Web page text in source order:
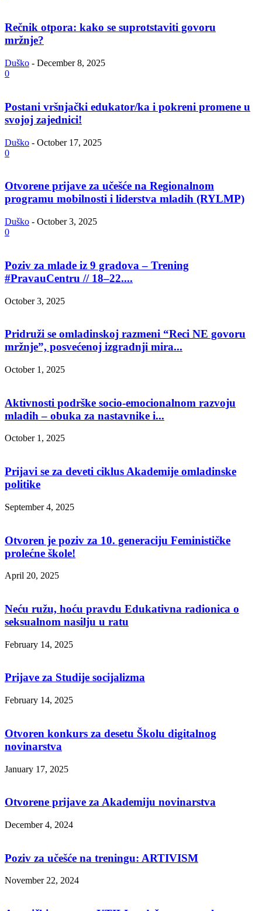
Rečnik otpora: kako se suprotstaviti govoru
mržnje?
Duško - December 8, 2025
0
Postani vršnjački edukator/ka i pokreni promene u
svojoj zajednici!
Duško - October 17, 2025
0
Otvorene prijave za učešće na Regionalnom
programu mobilnosti i liderstva mladih (RYLMP)
Duško - October 3, 2025
0
Poziv za mlade iz 9 gradova – Trening
#PravauCentru // 18–22....
October 3, 2025
Pridruži se omladinskoj razmeni “Reci NE govoru
mržnje”, posvećenoj izgradnji mira...
October 1, 2025
Aktivnosti podrške socio-emocionalnom razvoju
mladih – obuka za nastavnike i...
October 1, 2025
Prijavi se za deveti ciklus Akademije omladinske
politike
September 4, 2025
Otvoren je poziv za 10. generaciju Feminističke
prolećne škole!
April 20, 2025
Neću ružu, hoću pravdu Edukativna radionica o
seksualnom nasilju u ratu
February 14, 2025
Prijave za Studije socijalizma
February 14, 2025
Otvoren konkurs za desetu Školu digitalnog
novinarstva
January 17, 2025
Otvorene prijave za Akademiju novinarstva
December 4, 2024
Poziv za učešće na treningu: ARTIVISM
November 22, 2024